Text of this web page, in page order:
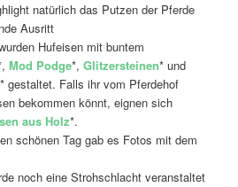
natürlich das Putzen der Pferde
Ausritt
Hufeisen mit buntem
Mod Podge*, Glitzersteinen* und
* gestaltet. Falls ihr vom Pferdehof
bekommen könnt, eignen sich
aus Holz*.
schönen Tag gab es Fotos mit dem
noch eine Strohschlacht veranstaltet